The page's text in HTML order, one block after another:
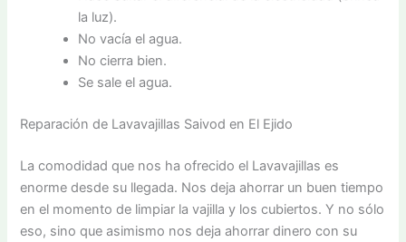
la luz).
No vacía el agua.
No cierra bien.
Se sale el agua.
Reparación de Lavavajillas Saivod en El Ejido
La comodidad que nos ha ofrecido el Lavavajillas es
enorme desde su llegada. Nos deja ahorrar un buen tiempo
en el momento de limpiar la vajilla y los cubiertos. Y no sólo
eso, sino que asimismo nos deja ahorrar dinero con su